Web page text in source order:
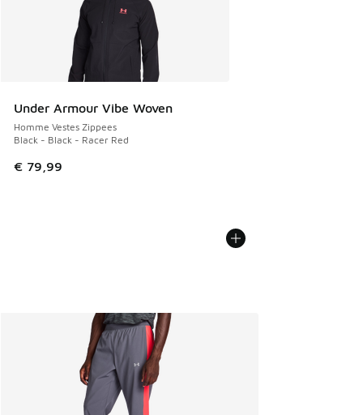
Under Armour Vibe Woven
Homme Vestes Zippees
Black - Black - Racer Red
€ 79,99